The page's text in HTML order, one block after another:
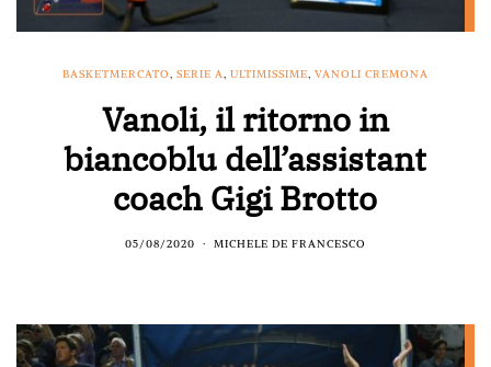
BASKETMERCATO, SERIE A, ULTIMISSIME, VANOLI CREMONA
Vanoli, il ritorno in
biancoblu dell’assistant
coach Gigi Brotto
05/08/2020 MICHELE DE FRANCESCO